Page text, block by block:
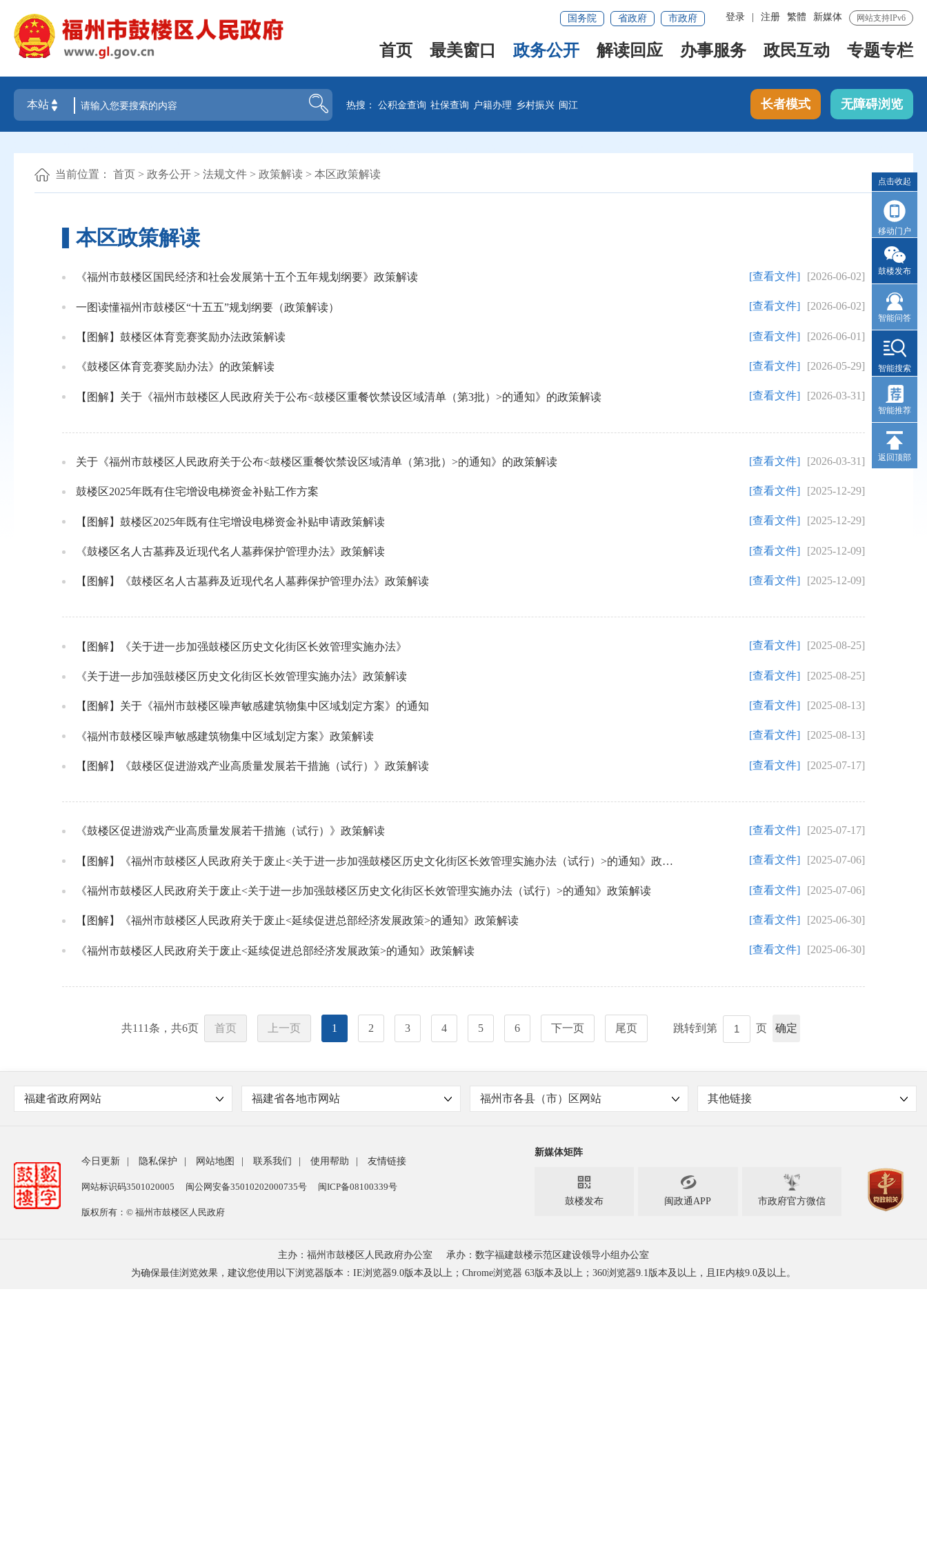
网站支持IPv6
新媒体
繁體
登录 注册
国务院 省政府 市政府
首页 最美窗口 政务公开 解读回应 办事服务 政民互动 专题专栏
热搜：公积金查询 社保查询 户籍办理 乡村振兴 闽江 长者模式 无障碍浏览
当前位置： 首页 > 政务公开 > 法规文件 > 政策解读 > 本区政策解读
本区政策解读
[2026-06-02]
[查看文件]
《福州市鼓楼区国民经济和社会发展第十五个五年规划纲要》政策解读
[2026-06-02]
[查看文件]
一图读懂福州市鼓楼区“十五五”规划纲要（政策解读）
[2026-06-01]
[查看文件]
【图解】鼓楼区体育竞赛奖励办法政策解读
[2026-05-29]
[查看文件]
《鼓楼区体育竞赛奖励办法》的政策解读
[2026-03-31]
[查看文件]
【图解】关于《福州市鼓楼区人民政府关于公布<鼓楼区重餐饮禁设区域清单（第3批）>的通知》的政策解读
[2026-03-31]
[查看文件]
关于《福州市鼓楼区人民政府关于公布<鼓楼区重餐饮禁设区域清单（第3批）>的通知》的政策解读
[2025-12-29]
[查看文件]
鼓楼区2025年既有住宅增设电梯资金补贴工作方案
[2025-12-29]
[查看文件]
【图解】鼓楼区2025年既有住宅增设电梯资金补贴申请政策解读
[2025-12-09]
[查看文件]
《鼓楼区名人古墓葬及近现代名人墓葬保护管理办法》政策解读
[2025-12-09]
[查看文件]
【图解】《鼓楼区名人古墓葬及近现代名人墓葬保护管理办法》政策解读
[2025-08-25]
[查看文件]
【图解】《关于进一步加强鼓楼区历史文化街区长效管理实施办法》
[2025-08-25]
[查看文件]
《关于进一步加强鼓楼区历史文化街区长效管理实施办法》政策解读
[2025-08-13]
[查看文件]
【图解】关于《福州市鼓楼区噪声敏感建筑物集中区域划定方案》的通知
[2025-08-13]
[查看文件]
《福州市鼓楼区噪声敏感建筑物集中区域划定方案》政策解读
[2025-07-17]
[查看文件]
【图解】《鼓楼区促进游戏产业高质量发展若干措施（试行）》政策解读
[2025-07-17]
[查看文件]
《鼓楼区促进游戏产业高质量发展若干措施（试行）》政策解读
[2025-07-06]
[查看文件]
【图解】《福州市鼓楼区人民政府关于废止<关于进一步加强鼓楼区历史文化街区长效管理实施办法（试行）>的通知》政策解读
[2025-07-06]
[查看文件]
《福州市鼓楼区人民政府关于废止<关于进一步加强鼓楼区历史文化街区长效管理实施办法（试行）>的通知》政策解读
[2025-06-30]
[查看文件]
【图解】《福州市鼓楼区人民政府关于废止<延续促进总部经济发展政策>的通知》政策解读
[2025-06-30]
[查看文件]
《福州市鼓楼区人民政府关于废止<延续促进总部经济发展政策>的通知》政策解读
共111条，共6页 首页 上一页 1 2 3 4 5 6 下一页 尾页 跳转到第 页 确定
福建省政府网站 福建省各地市网站 福州市各县（市）区网站 其他链接
今日更新 隐私保护 网站地图 联系我们 使用帮助 友情链接
网站标识码3501020005 闽公网安备35010202000735号 闽ICP备08100339号
版权所有：© 福州市鼓楼区人民政府
新媒体矩阵

鼓楼发布

闽政通APP 市政府官方微信
主办：福州市鼓楼区人民政府办公室
承办：数字福建鼓楼示范区建设领导小组办公室
为确保最佳浏览效果，建议您使用以下浏览器版本：IE浏览器9.0版本及以上； Chrome浏览器 63版本及以上；360浏览器9.1版本及以上，且IE内核9.0及以上。
点击收起
移动门户
鼓楼发布
智能问答
智能搜索
智能推荐
返回顶部